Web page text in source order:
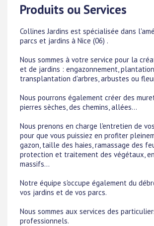
Produits ou Services
Collines Jardins est spécialisée dans
parcs et jardins à Nice (06) .
Nous sommes à votre service pour la
et de jardins : engazonnement,
transplantation d'arbres, arbustes ou
Nous pourrons également créer des
pierres sèches, des chemins, allées...
Nous prenons en charge l'entretien de
pour que vous puissiez en profiter
gazon, taille des haies, ramassage des
protection et traitement des végétaux,
massifs...
Notre équipe s'occupe également du
vos jardins et de vos parcs.
Nous sommes aux services des
professionnels.